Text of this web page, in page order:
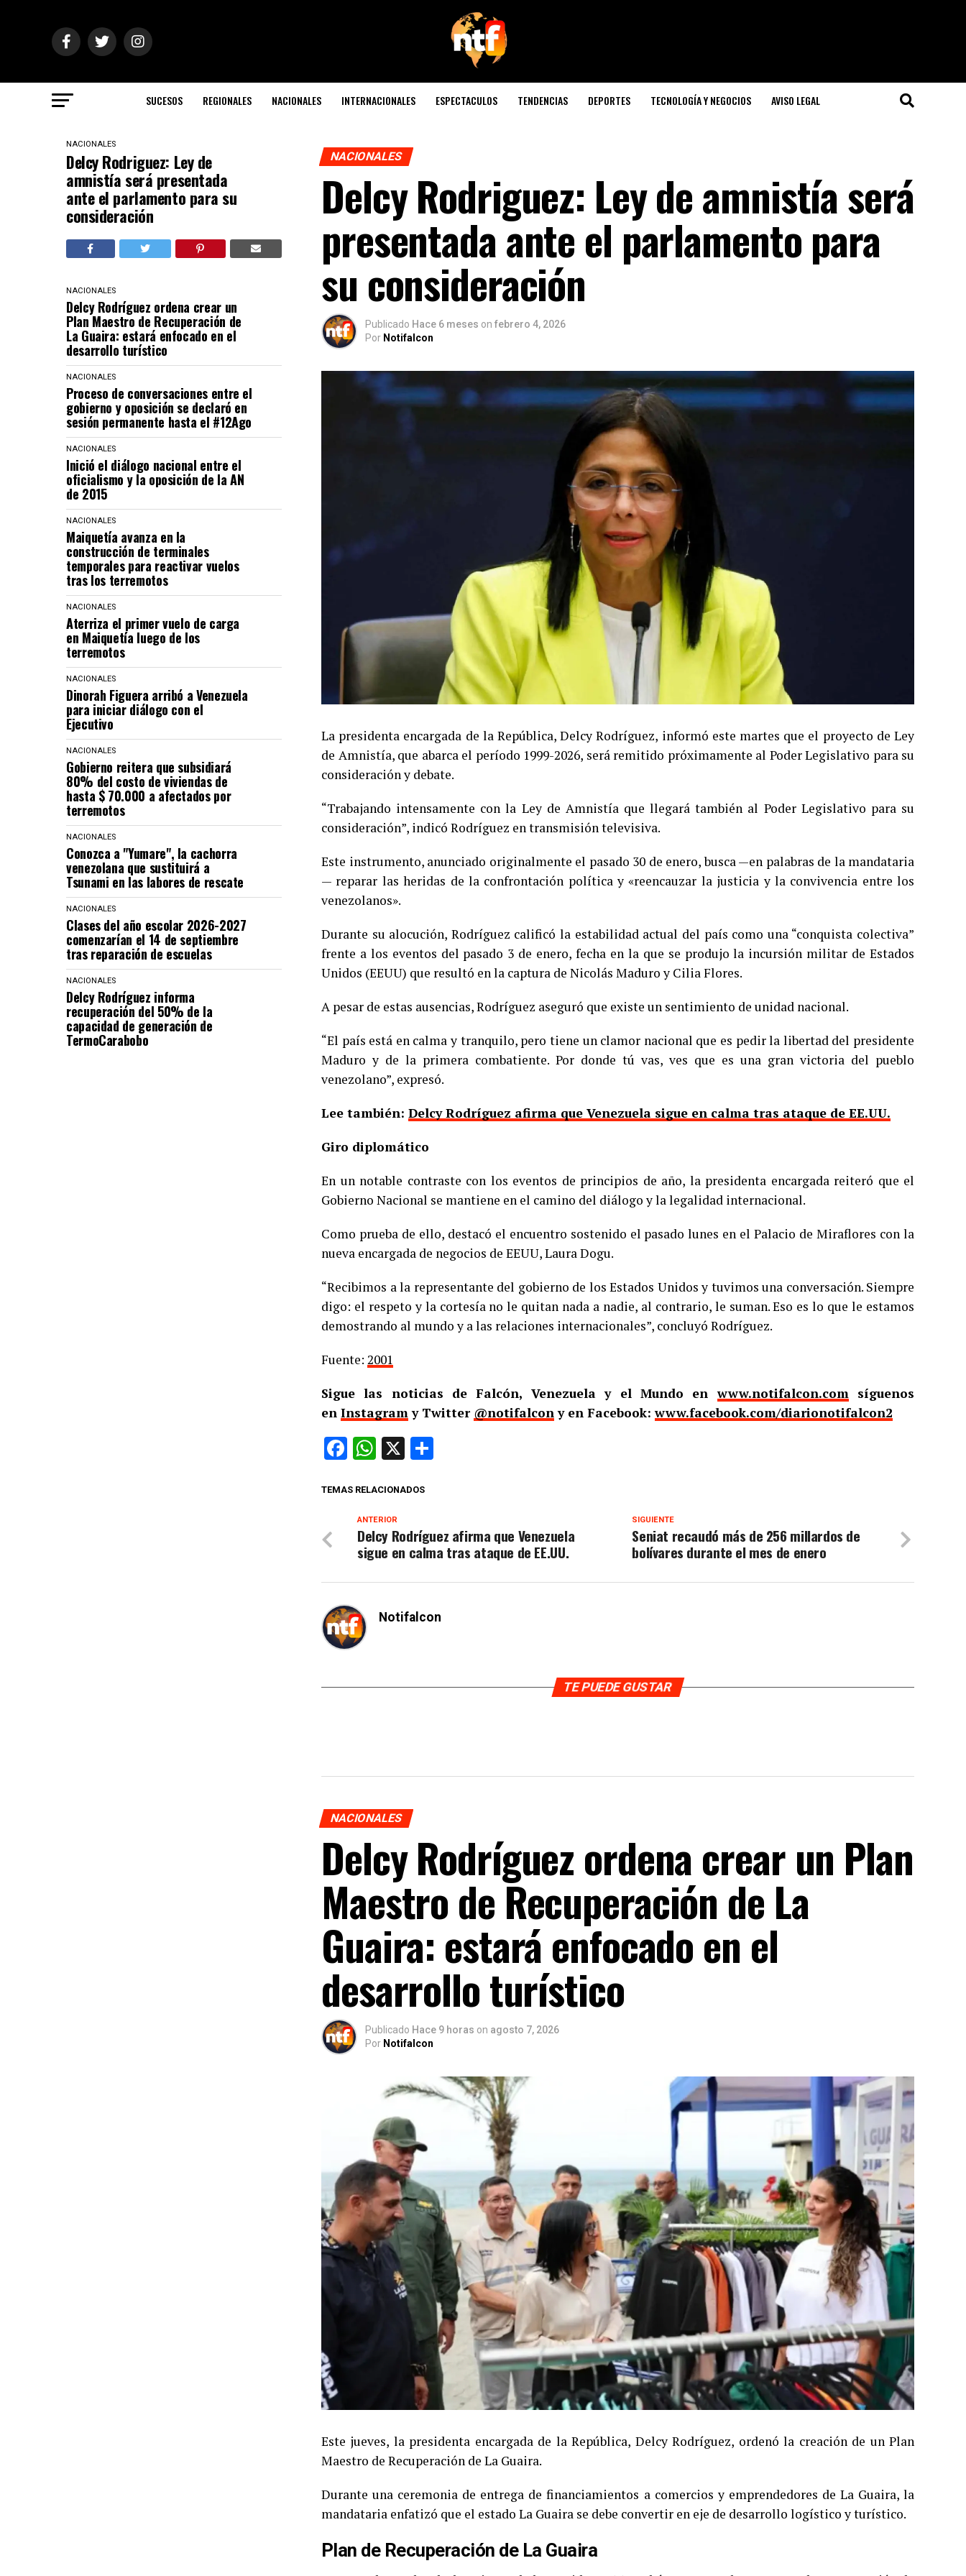
SUCESOS REGIONALES NACIONALES INTERNACIONALES ESPECTACULOS TENDENCIAS DEPORTES TECNOLOGÍA Y NEGOCIOS AVISO LEGAL
NACIONALES
Delcy Rodriguez: Ley de
amnistía será presentada
ante el parlamento para su
consideración
NACIONALES
Delcy Rodríguez ordena crear un
Plan Maestro de Recuperación de
La Guaira: estará enfocado en el
desarrollo turístico
NACIONALES
Proceso de conversaciones entre el
gobierno y oposición se declaró en
sesión permanente hasta el #12Ago
NACIONALES
Inició el diálogo nacional entre el
oficialismo y la oposición de la AN
de 2015
NACIONALES
Maiquetía avanza en la
construcción de terminales
temporales para reactivar vuelos
tras los terremotos
NACIONALES
Aterriza el primer vuelo de carga
en Maiquetía luego de los
terremotos
NACIONALES
Dinorah Figuera arribó a Venezuela
para iniciar diálogo con el
Ejecutivo
NACIONALES
Gobierno reitera que subsidiará
80% del costo de viviendas de
hasta $ 70.000 a afectados por
terremotos
NACIONALES
Conozca a "Yumare", la cachorra
venezolana que sustituirá a
Tsunami en las labores de rescate
NACIONALES
Clases del año escolar 2026-2027
comenzarían el 14 de septiembre
tras reparación de escuelas
NACIONALES
Delcy Rodríguez informa
recuperación del 50% de la
capacidad de generación de
TermoCarabobo
NACIONALES
Delcy Rodriguez: Ley de amnistía será
presentada ante el parlamento para
su consideración
Publicado Hace 6 meses on febrero 4, 2026
Por Notifalcon
La presidenta encargada de la República, Delcy Rodríguez, informó este martes que el proyecto de Ley
de Amnistía, que abarca el período 1999-2026, será remitido próximamente al Poder Legislativo para su
consideración y debate.
“Trabajando intensamente con la Ley de Amnistía que llegará también al Poder Legislativo para su
consideración”, indicó Rodríguez en transmisión televisiva.
Este instrumento, anunciado originalmente el pasado 30 de enero, busca —en palabras de la mandataria
— reparar las heridas de la confrontación política y «reencauzar la justicia y la convivencia entre los
venezolanos».
Durante su alocución, Rodríguez calificó la estabilidad actual del país como una “conquista colectiva”
frente a los eventos del pasado 3 de enero, fecha en la que se produjo la incursión militar de Estados
Unidos (EEUU) que resultó en la captura de Nicolás Maduro y Cilia Flores.
A pesar de estas ausencias, Rodríguez aseguró que existe un sentimiento de unidad nacional.
“El país está en calma y tranquilo, pero tiene un clamor nacional que es pedir la libertad del presidente
Maduro y de la primera combatiente. Por donde tú vas, ves que es una gran victoria del pueblo
venezolano”, expresó.
Lee también: Delcy Rodríguez afirma que Venezuela sigue en calma tras ataque de EE.UU.
Giro diplomático
En un notable contraste con los eventos de principios de año, la presidenta encargada reiteró que el
Gobierno Nacional se mantiene en el camino del diálogo y la legalidad internacional.
Como prueba de ello, destacó el encuentro sostenido el pasado lunes en el Palacio de Miraflores con la
nueva encargada de negocios de EEUU, Laura Dogu.
“Recibimos a la representante del gobierno de los Estados Unidos y tuvimos una conversación. Siempre
digo: el respeto y la cortesía no le quitan nada a nadie, al contrario, le suman. Eso es lo que le estamos
demostrando al mundo y a las relaciones internacionales”, concluyó Rodríguez.
Fuente: 2001
Sigue las noticias de Falcón, Venezuela y el Mundo enwww.notifalcon.comsíguenos
en Instagramy Twitter @notifalcony en Facebook:www.facebook.com/diarionotifalcon2
Facebook
WhatsApp
X
TEMAS RELACIONADOS
SIGUIENTE
Seniat recaudó más de 256 millardos de
bolívares durante el mes de enero
ANTERIOR
Delcy Rodríguez afirma que Venezuela
sigue en calma tras ataque de EE.UU.
Notifalcon
TE PUEDE GUSTAR
NACIONALES
Delcy Rodríguez ordena crear un Plan
Maestro de Recuperación de La
Guaira: estará enfocado en el
desarrollo turístico
Publicado Hace 9 horas on agosto 7, 2026
Por Notifalcon
Este jueves, la presidenta encargada de la República, Delcy Rodríguez, ordenó la creación de un Plan
Maestro de Recuperación de La Guaira.
Durante una ceremonia de entrega de financiamientos a comercios y emprendedores de La Guaira, la
mandataria enfatizó que el estado La Guaira se debe convertir en eje de desarrollo logístico y turístico.
Plan de Recuperación de La Guaira